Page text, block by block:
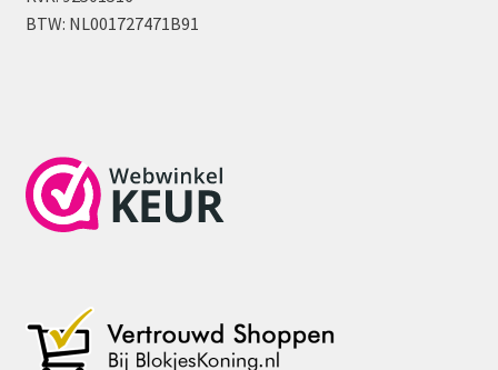
BTW: NL001727471B91